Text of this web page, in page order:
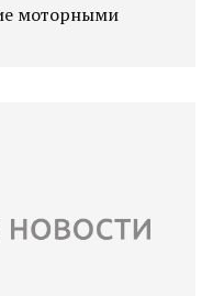
моторными